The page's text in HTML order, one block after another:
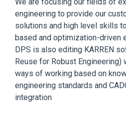
engineering to provide our
solutions and high level skills
based and optimization-driven
DPS is also editing KARREN
Reuse for Robust Engineering)
ways of working based on
engineering standards and
integration